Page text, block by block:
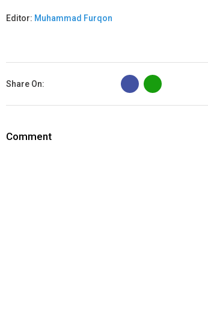
Editor: Muhammad Furqon
Share On:
B
Comment